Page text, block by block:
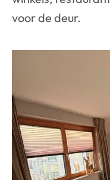
voor de deur.